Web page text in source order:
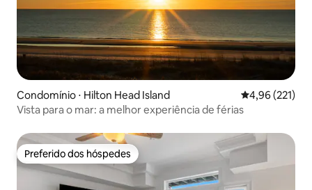
Condomínio ⋅ Hilton Head Island 4,96 de uma
4,96 (221)
Vista para o mar: a melhor experiência de férias
Preferido dos hóspedes
Preferido dos hóspedes